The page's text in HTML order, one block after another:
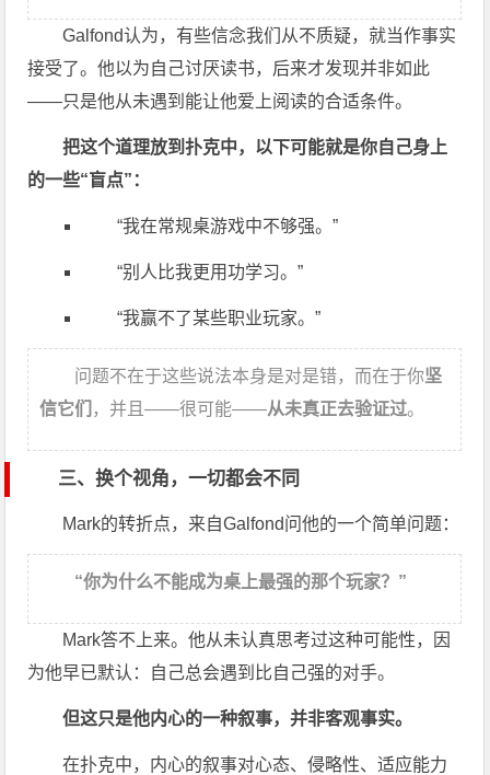
Galfond认为，有些信念我们从不质疑，就当作事实
接受了。他以为自己讨厌读书，后来才发现并非如此
——只是他从未遇到能让他爱上阅读的合适条件。
把这个道理放到扑克中，以下可能就是你自己身上
的一些“盲点”：
“我在常规桌游戏中不够强。”
“别人比我更用功学习。”
“我赢不了某些职业玩家。”
问题不在于这些说法本身是对是错，而在于你坚
信它们 ，并且——很可能——从未真正去验证过。
三、换个视角，一切都会不同
Mark的转折点，来自Galfond问他的一个简单问题：
“你为什么不能成为桌上最强的那个玩家？”
Mark答不上来。他从未认真思考过这种可能性，因
为他早已默认：自己总会遇到比自己强的对手。
但这只是他内心的一种叙事，并非客观事实。
在扑克中，内心的叙事对心态、侵略性、适应能力